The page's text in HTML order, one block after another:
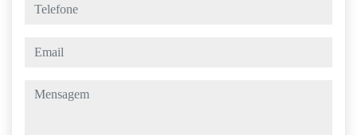
telefone
email
mensagem